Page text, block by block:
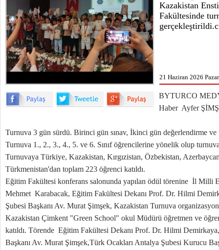
Kazakistan
Fakültesinde
gerçekleştirildi.c
21 Haziran 2026
BYTURCO
Haber Ayfer
Turnuva 3 gün sürdü. Birinci gün sınav, İkinci gün değerlendirme
Turnuva 1., 2., 3., 4., 5. ve 6. Sınıf öğrencilerine yönelik olup
Turnuvaya Türkiye, Kazakistan, Kırgızistan, Özbekistan,
Türkmenistan'dan toplam 223 öğrenci katıldı.
Eğitim Fakültesi konferans salonunda yapılan ödül törenine İl Milli
Mehmet Karabacak, Eğitim Fakültesi Dekanı Prof. Dr. Hilmi
Şubesi Başkanı Av. Murat Şimşek, Kazakistan Turnuva
Kazakistan Çimkent "Green School" okul Müdürü öğretmen ve
katıldı. Törende Eğitim Fakültesi Dekanı Prof. Dr. Hilmi
Başkanı Av. Murat Şimşek,Türk Ocakları Antalya Şubesi Kurucu